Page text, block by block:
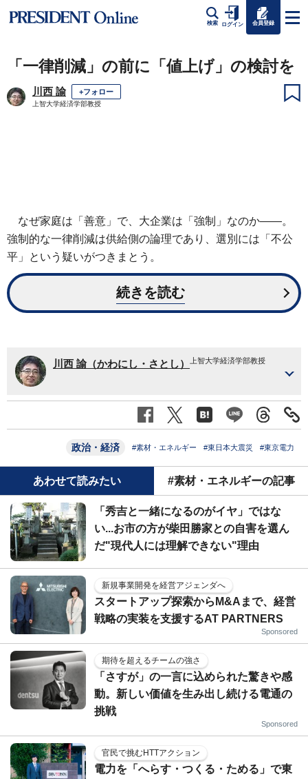
検索 ログイン 会員登録
「一律削減」の前に「値上げ」の検討を
川西 諭 +フォロー
上智大学経済学部教授
なぜ家庭は「善意」で、大企業は「強制」なのか――。
強制的な一律削減は供給側の論理であり、選別には「不公
平」という疑いがつきまとう。
続きを読む
川西 諭（かわにし・さとし） 上智大学経済学部教授
政治・経済 #素材・エネルギー #東日本大震災 #東京電力
あわせて読みたい #素材・エネルギーの記事
「秀吉と一緒になるのがイヤ」ではな
い...お市の方が柴田勝家との自害を選ん
だ"現代人には理解できない"理由
新規事業開発を経営アジェンダへ
スタートアップ探索からM&Aまで、経営
戦略の実装を支援するAT PARTNERS
Sponsored
期待を超えるチームの強さ
「さすが」の一言に込められた驚きや感
動。新しい価値を生み出し続ける電通の
挑戦
Sponsored
官民で挑むHTTアクション
電力を「へらす・つくる・ためる」で東